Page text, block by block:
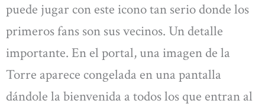
puede jugar con este icono tan serio donde los
primeros fans son sus vecinos. Un detalle
importante. En el portal, una imagen de la
Torre aparece congelada en una pantalla
dándole la bienvenida a todos los que entran al